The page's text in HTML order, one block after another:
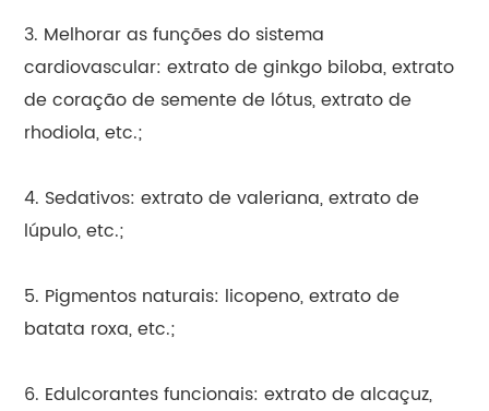
3. Melhorar as funções do sistema
cardiovascular: extrato de ginkgo biloba, extrato
de coração de semente de lótus, extrato de
rhodiola, etc.;
4. Sedativos: extrato de valeriana, extrato de
lúpulo, etc.;
5. Pigmentos naturais: licopeno, extrato de
batata roxa, etc.;
6. Edulcorantes funcionais: extrato de alcaçuz,